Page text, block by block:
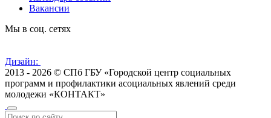
Вакансии
Мы в соц. сетях
Дизайн:
2013 - 2026 © СПб ГБУ «Городской центр социальных
программ и профилактики асоциальных явлений среди
молодежи «КОНТАКТ»